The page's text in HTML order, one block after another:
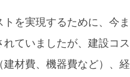
トを実現するために、今
れていましたが、建設コ
建材費、機器費など）、